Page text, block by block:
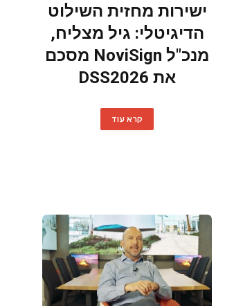
ישירות מחזית השילוט
הדיגיטלי: גיל מצליח,
מנכ"ל NoviSign מסכם
את DSS2026
קרא עוד